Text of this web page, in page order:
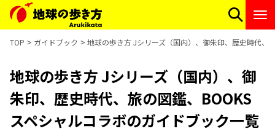
TOP ガイドブック 地球の歩き方 Jシリーズ（国内）、御朱印、歴史時代、
地球の歩き方 Jシリーズ（国内）、御
朱印、歴史時代、旅の図鑑、BOOKS
スペシャルコラボのガイドブック一覧